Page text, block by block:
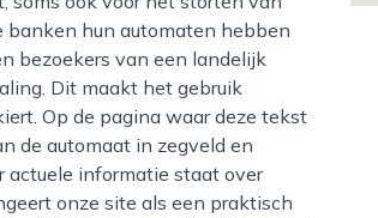
hun automaten hebben
bezoekers van een landelijk
Dit maakt het gebruik
Op de pagina waar deze tekst
de automaat in zegveld en
actuele informatie staat over
onze site als een praktisch